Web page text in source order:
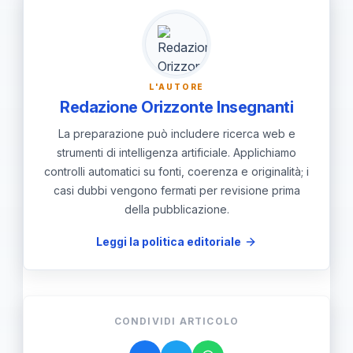
tempo. Verifica i punteggi e i criteri di
valutazione per orientare lo studio.
L'AUTORE
Redazione Orizzonte Insegnanti
La preparazione può includere ricerca web e
strumenti di intelligenza artificiale. Applichiamo
controlli automatici su fonti, coerenza e originalità; i
casi dubbi vengono fermati per revisione prima
della pubblicazione.
Leggi la politica editoriale
CONDIVIDI ARTICOLO